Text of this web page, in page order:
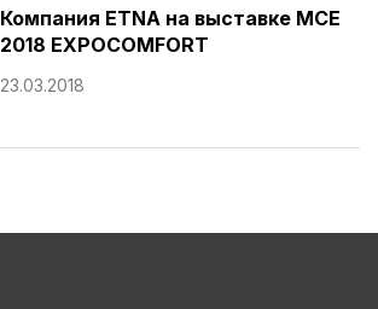
Компания ETNA на выставке MCE
2018 EXPOCOMFORT
23.03.2018